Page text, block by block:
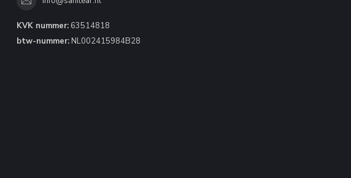
KVK nummer: 63514818
btw-nummer: NL002415984B28